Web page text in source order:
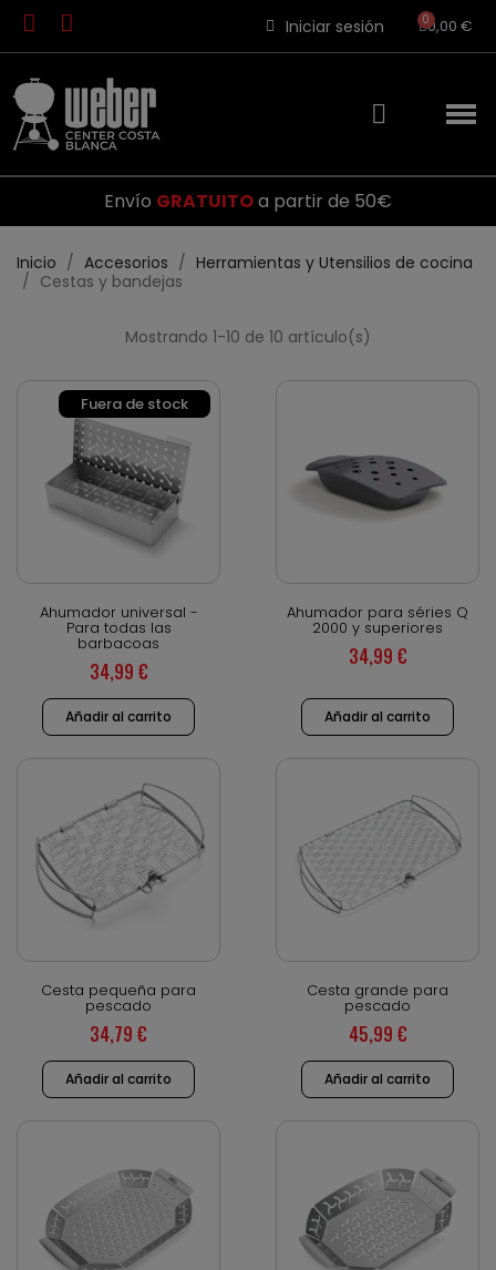
Iniciar sesión 0,00 €
Envío GRATUITOa partir de 50€
Inicio Accesorios
Herramientas y Utensilios de cocina
Cestas y bandejas
Mostrando 1-10 de 10 artículo(s)
Vista rápida
Fuera de stock
Ahumador universal -
Para todas las
barbacoas
34,99 €
Añadir al carrito
Vista rápida
Ahumador para séries Q
2000 y superiores
34,99 €
Añadir al carrito
Vista rápida
Cesta pequeña para
pescado
34,79 €
Añadir al carrito
Vista rápida
Cesta grande para
pescado
45,99 €
Añadir al carrito